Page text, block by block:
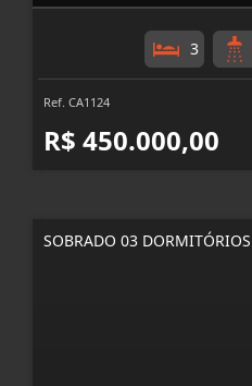
3
Ref. CA1124
R$ 450.000,00
SOBRADO 03